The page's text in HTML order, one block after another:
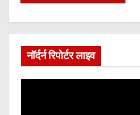
नॉर्दर्न रिपोर्टर लाइव